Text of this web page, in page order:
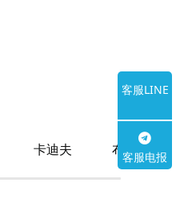
卡迪夫 布里斯托
客服LINE
客服电报